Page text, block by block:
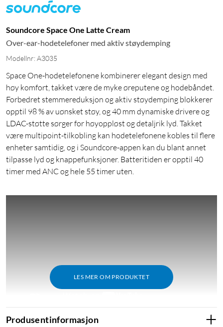
Soundcore Space One Latte Cream
Over-ear-hodetelefoner med aktiv støydemping
Modellnr: A3035
Space One-hodetelefonene kombinerer elegant design med
høy komfort, takket være de myke øreputene og hodebåndet.
Forbedret stemmereduksjon og aktiv støydemping blokkerer
opptil 98 % av uønsket støy, og 40 mm dynamiske drivere og
LDAC-støtte sørger for høyoppløst og detaljrik lyd. Takket
være multipoint-tilkobling kan hodetelefonene kobles til flere
enheter samtidig, og i Soundcore-appen kan du blant annet
tilpasse lyd og knappefunksjoner. Batteritiden er opptil 40
timer med ANC og hele 55 timer uten.
LES MER OM PRODUKTET
Produsentinformasjon